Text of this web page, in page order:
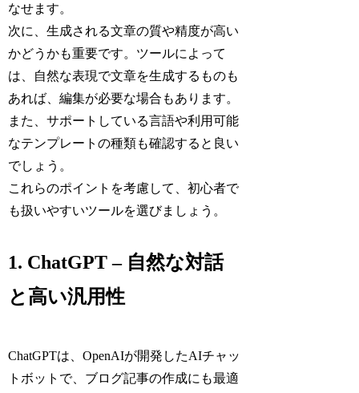
なせます。
次に、生成される文章の質や精度が高い
かどうかも重要です。ツールによって
は、自然な表現で文章を生成するものも
あれば、編集が必要な場合もあります。
また、サポートしている言語や利用可能
なテンプレートの種類も確認すると良い
でしょう。
これらのポイントを考慮して、初心者で
も扱いやすいツールを選びましょう。
1. ChatGPT – 自然な対話
と高い汎用性
ChatGPTは、OpenAIが開発したAIチャッ
トボットで、ブログ記事の作成にも最適